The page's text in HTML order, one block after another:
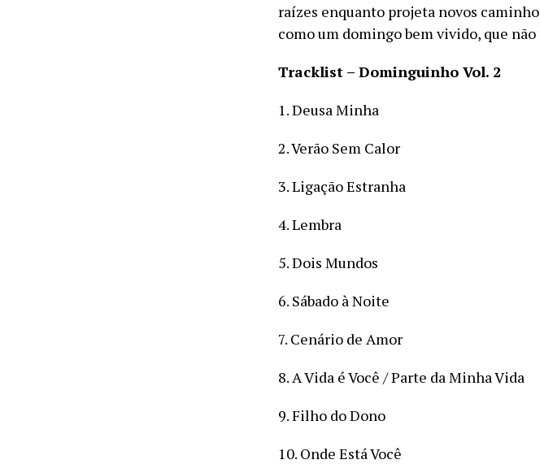
raízes enquanto projeta novos
como um domingo bem vivido, que não
Tracklist – Dominguinho Vol. 2
1. Deusa Minha
2. Verão Sem Calor
3. Ligação Estranha
4. Lembra
5. Dois Mundos
6. Sábado à Noite
7. Cenário de Amor
8. A Vida é Você / Parte da Minha Vida
9. Filho do Dono
10. Onde Está Você